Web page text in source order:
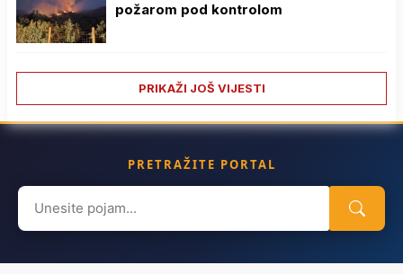
požarom pod kontrolom
PRIKAŽI JOŠ VIJESTI
PRETRAŽITE PORTAL
Search
for: